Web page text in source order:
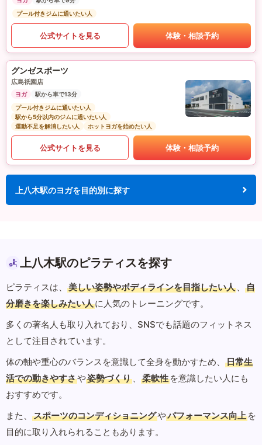
プール付きジムに通いたい人
公式サイトを見る 体験・相談予約
グンゼスポーツ
広島祇園店
ヨガ
駅から車で13分
プール付きジムに通いたい人
駅から5分以内のジムに通いたい人
運動不足を解消したい人
ホットヨガを始めたい人
公式サイトを見る 体験・相談予約
上八木駅のヨガを目的別に探す
上八木駅のピラティスを探す
ピラティスは、 美しい姿勢やボディラインを目指したい人 、
自
分磨きを楽しみたい人に人気のトレーニングです。
多くの著名人も取り入れており、SNSでも話題のフィットネス
として注目されています。
体の軸や重心のバランスを意識して全身を動かすため、
日常生
活での動きやすさや姿勢づくり 、 柔軟性 を意識したい人にも
おすすめです。
また、
スポーツのコンディショニングやパフォーマンス向上 を
目的に取り入れられることもあります。